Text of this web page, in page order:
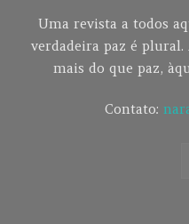
Uma revista a todos
verdadeira paz é
mais do que paz,
Contato: